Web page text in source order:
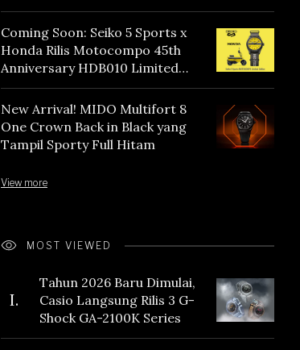
Edition
Coming Soon: Seiko 5 Sports x
Honda Rilis Motocompo 45th
Anniversary HDB010 Limited
Edition
New Arrival! MIDO Multifort 8
One Crown Back in Black yang
Tampil Sporty Full Hitam
View more
MOST VIEWED
I.
Tahun 2026 Baru Dimulai,
Casio Langsung Rilis 3 G-
Shock GA-2100K Series